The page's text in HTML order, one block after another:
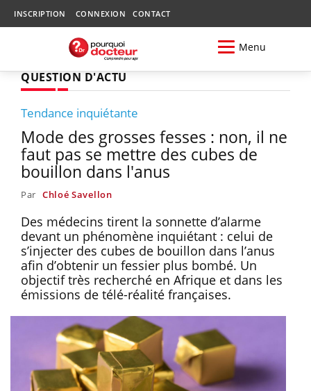
INSCRIPTION CONNEXION CONTACT
Menu
QUESTION D'ACTU
Tendance inquiétante
Mode des grosses fesses : non, il ne
faut pas se mettre des cubes de
bouillon dans l'anus
Par Chloé Savellon
Des médecins tirent la sonnette d’alarme
devant un phénomène inquiétant : celui de
s’injecter des cubes de bouillon dans l’anus
afin d’obtenir un fessier plus bombé. Un
objectif très recherché en Afrique et dans les
émissions de télé-réalité françaises.